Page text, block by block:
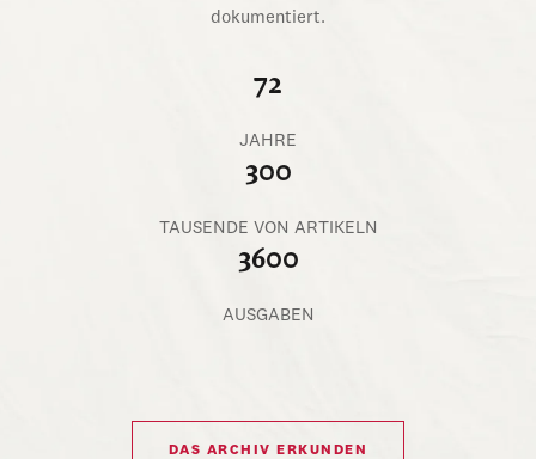
dokumentiert.
72
JAHRE
300
TAUSENDE VON ARTIKELN
3600
AUSGABEN
DAS ARCHIV ERKUNDEN